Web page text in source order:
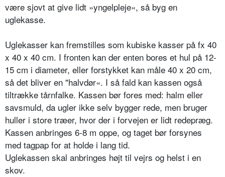
være sjovt at give lidt »yngelpleje«, så byg en
uglekasse.
Uglekasser kan fremstilles som kubiske kasser på fx 40
x 40 x 40 cm. I fronten kan der enten bores et hul på 12-
15 cm i diameter, eller forstykket kan måle 40 x 20 cm,
så det bliver en "halvdør«. I så fald kan kassen også
tiltrække tårnfalke. Kassen bør fores med: halm eller
savsmuld, da ugler ikke selv bygger rede, men bruger
huller i store træer, hvor der i forvejen er lidt redepræg.
Kassen anbringes 6-8 m oppe, og taget bør forsynes
med tagpap for at holde i lang tid.
Uglekassen skal anbringes højt til vejrs og helst i en
skov.